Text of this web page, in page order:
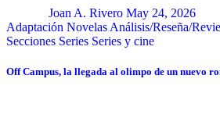
Joan A. Rivero May 24, 2026
Adaptación Novelas Análisis/Reseña/
Secciones Series Series y cine
Off Campus, la llegada al olimpo de un nuevo